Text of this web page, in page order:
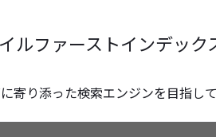
ファーストインデック
寄り添った検索エンジンを目指して